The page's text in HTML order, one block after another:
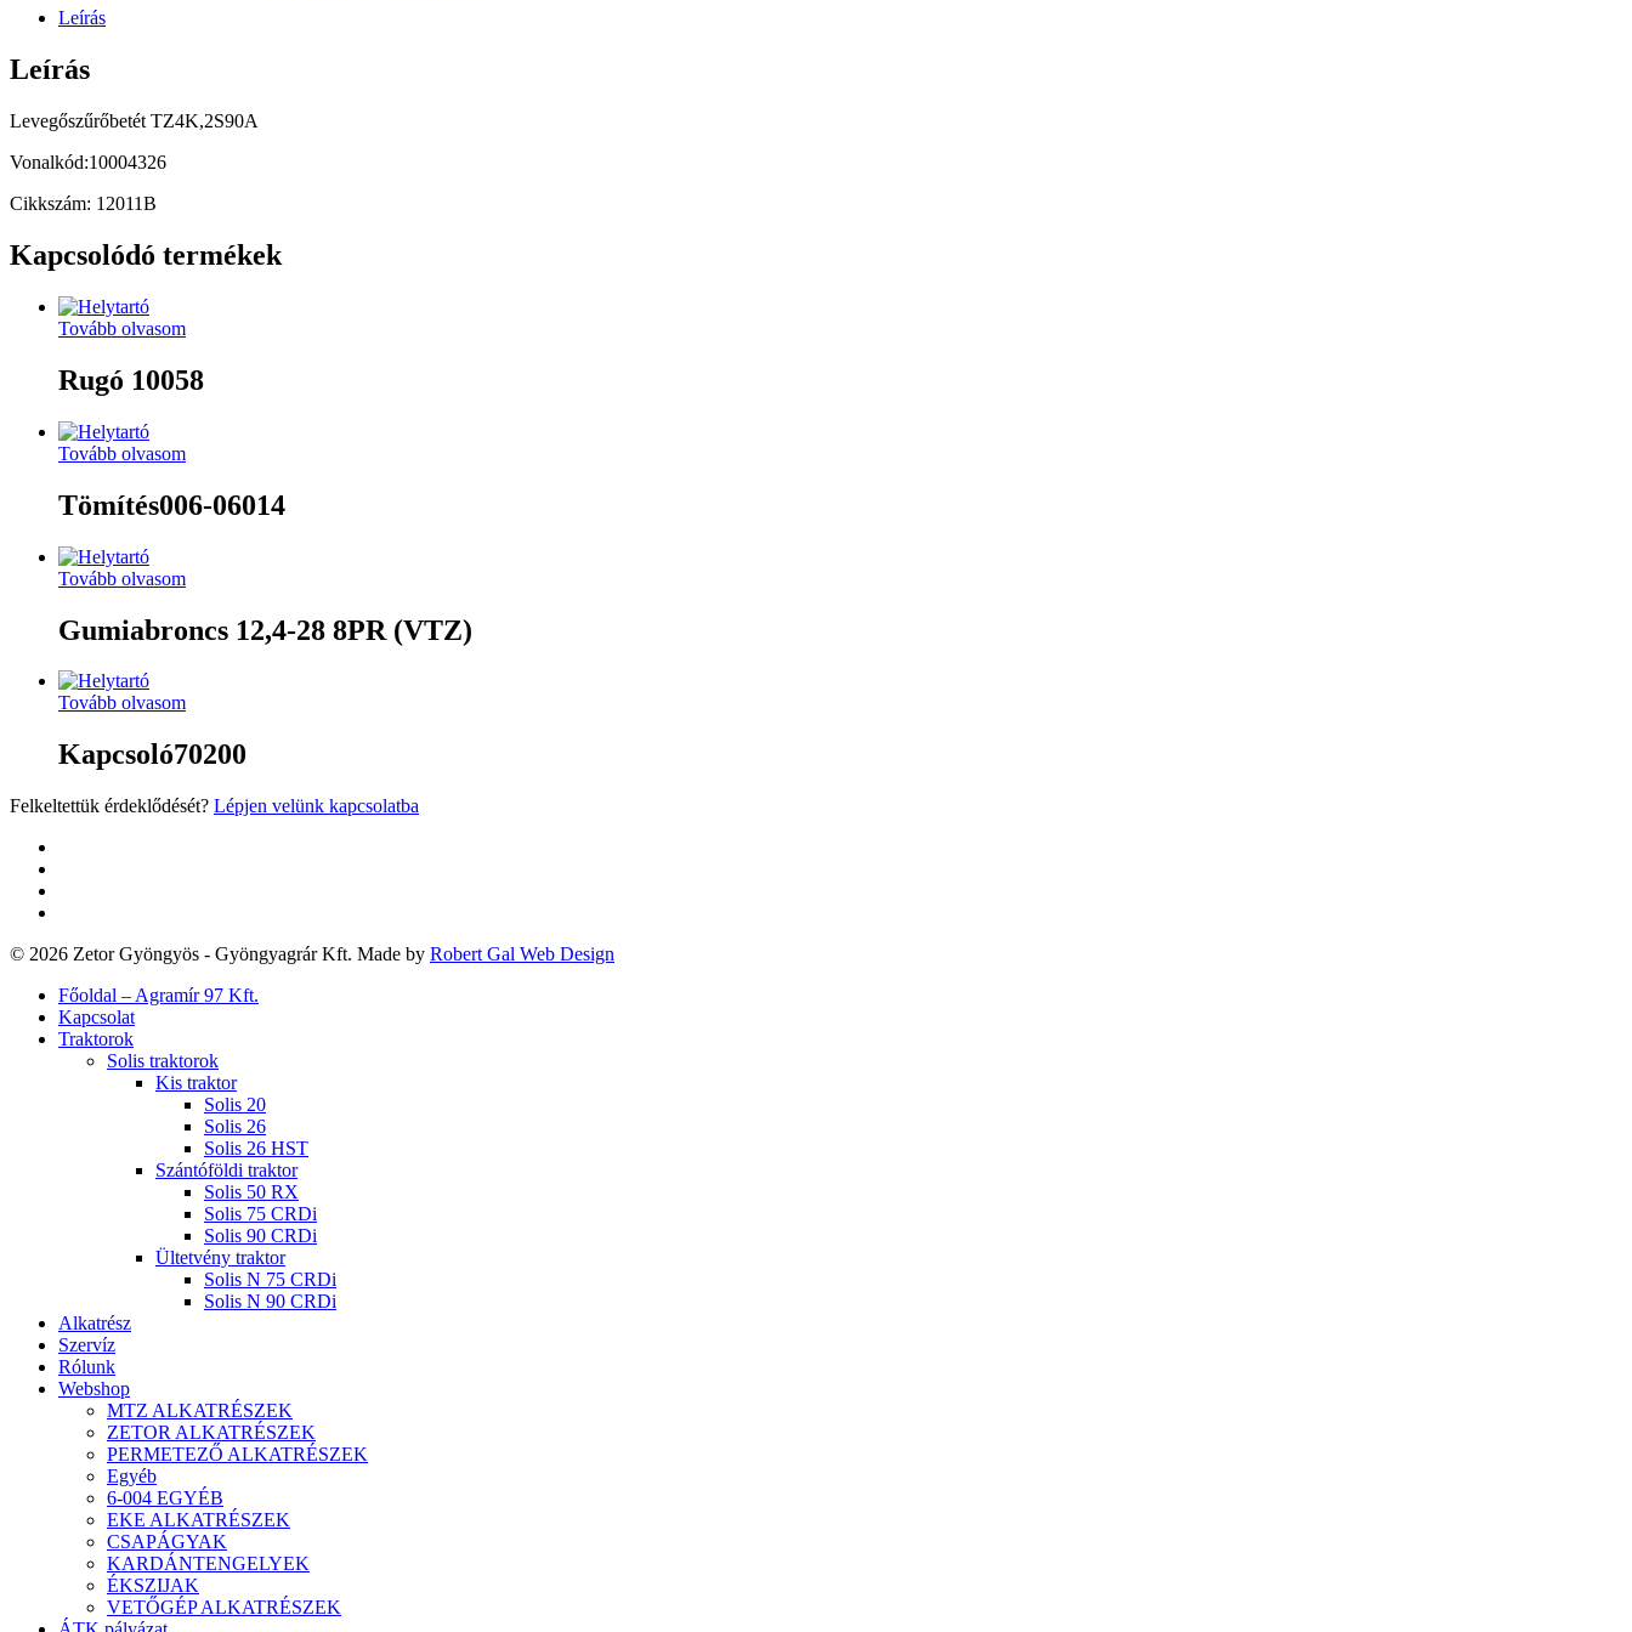
Leírás
Leírás
Levegőszűrőbetét TZ4K,2S90A
Vonalkód:10004326
Cikkszám: 12011B
Kapcsolódó termékek
Tovább olvasom
Rugó 10058
Tovább olvasom
Tömítés006-06014
Tovább olvasom
Gumiabroncs 12,4-28 8PR (VTZ)
Tovább olvasom
Kapcsoló70200
Felkeltettük érdeklődését? Lépjen velünk kapcsolatba
© 2026 Zetor Gyöngyös - Gyöngyagrár Kft. Made by Robert Gal Web Design
Close
Menu
Főoldal – Agramír 97 Kft.
Kapcsolat
Traktorok
Solis traktorok
Kis traktor
Solis 20
Solis 26
Solis 26 HST
Szántóföldi traktor
Solis 50 RX
Solis 75 CRDi
Solis 90 CRDi
Ültetvény traktor
Solis N 75 CRDi
Solis N 90 CRDi
Alkatrész
Szervíz
Rólunk
Webshop
MTZ ALKATRÉSZEK
ZETOR ALKATRÉSZEK
PERMETEZŐ ALKATRÉSZEK
Egyéb
6-004 EGYÉB
EKE ALKATRÉSZEK
CSAPÁGYAK
KARDÁNTENGELYEK
ÉKSZIJAK
VETŐGÉP ALKATRÉSZEK